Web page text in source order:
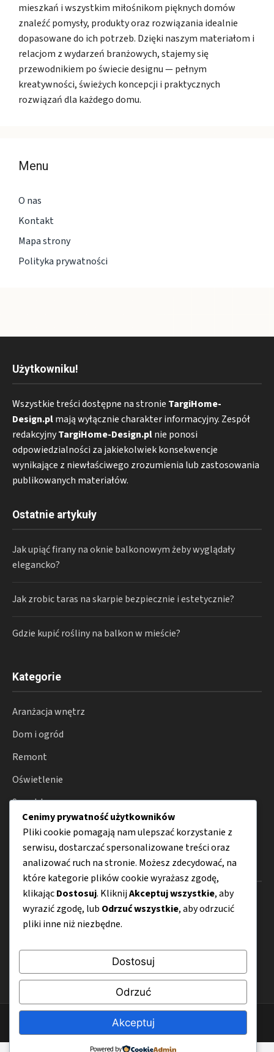
mieszkań i wszystkim miłośnikom pięknych domów
znaleźć pomysły, produkty oraz rozwiązania idealnie
dopasowane do ich potrzeb. Dzięki naszym materiałom i
relacjom z wydarzeń branżowych, stajemy się
przewodnikiem po świecie designu — pełnym
kreatywności, świeżych koncepcji i praktycznych
rozwiązań dla każdego domu.
Menu
O nas
Kontakt
Mapa strony
Polityka prywatności
Użytkowniku!
Wszystkie treści dostępne na stronie TargiHome-
Design.plmają wyłącznie charakter informacyjny. Zespół
redakcyjnyTargiHome-Design.plnie ponosi
odpowiedzialności za jakiekolwiek konsekwencje
wynikające z niewłaściwego zrozumienia lub zastosowania
publikowanych materiałów.
Ostatnie artykuły
Jak upiąć firany na oknie balkonowym żeby wyglądały
elegancko?
Jak zrobic taras na skarpie bezpiecznie i estetycznie?
Gdzie kupić rośliny na balkon w mieście?
Kategorie
Aranżacja wnętrz
Dom i ogród
Remont
Oświetlenie
Smart home
Porady
Menu
O nas
Kontakt
Mapa strony
Polityka prywatności
© 2026 TargiHome-Design.pl
Cenimy prywatność użytkowników
Pliki cookie pomagają nam ulepszać korzystanie z
serwisu, dostarczać spersonalizowane treści oraz
analizować ruch na stronie. Możesz zdecydować, na
które kategorie plików cookie wyrażasz zgodę,
klikającDostosuj. KliknijAkceptuj wszystkie, aby
wyrazić zgodę, lub Odrzuć wszystkie, aby odrzucić
pliki inne niż niezbędne.
Dostosuj
Odrzuć
Akceptuj
Powered by